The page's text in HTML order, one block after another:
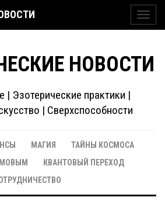
НОВОСТИ
| Эзотерические практики |
| Сверхспособности
МАГИЯ
ТАЙНЫ КОСМОСА
КВАНТОВЫЙ ПЕРЕХОД